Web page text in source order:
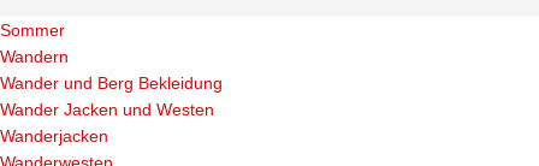
Sommer
Wandern
Wander und Berg Bekleidung
Wander Jacken und Westen
Wanderjacken